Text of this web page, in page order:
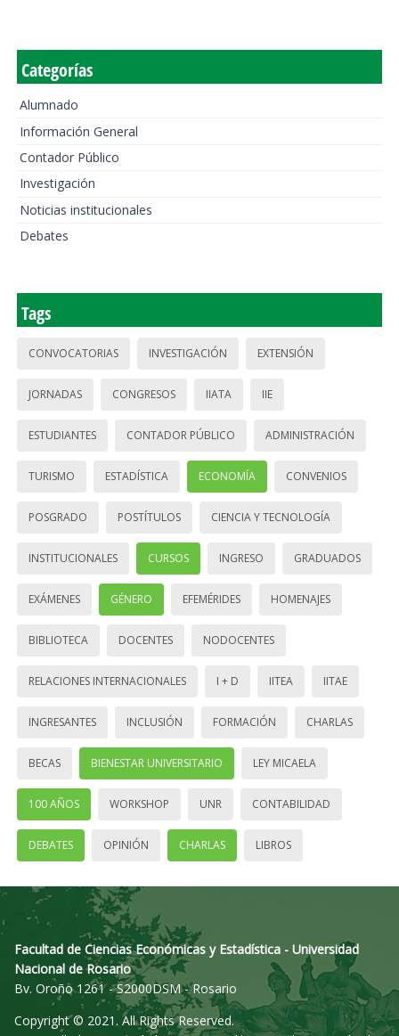
Categorías
Alumnado
Información General
Contador Público
Investigación
Noticias institucionales
Debates
Tags
CONVOCATORIAS INVESTIGACIÓN EXTENSIÓN
JORNADAS CONGRESOS IIATA IIE
ESTUDIANTES CONTADOR PÚBLICO ADMINISTRACIÓN
TURISMO ESTADÍSTICA ECONOMÍA CONVENIOS
POSGRADO POSTÍTULOS CIENCIA Y TECNOLOGÍA
INSTITUCIONALES CURSOS INGRESO GRADUADOS
EXÁMENES GÉNERO EFEMÉRIDES HOMENAJES
BIBLIOTECA DOCENTES NODOCENTES
RELACIONES INTERNACIONALES I + D IITEA IITAE
INGRESANTES INCLUSIÓN FORMACIÓN CHARLAS
BECAS BIENESTAR UNIVERSITARIO LEY MICAELA
100 AÑOS WORKSHOP UNR CONTABILIDAD
DEBATES OPINIÓN CHARLAS LIBROS
Facultad de Ciencias Económicas y Estadística - Universidad
Nacional de Rosario
Bv. Oroño 1261 - S2000DSM - Rosario
Copyright © 2021. All Rights Reserved.